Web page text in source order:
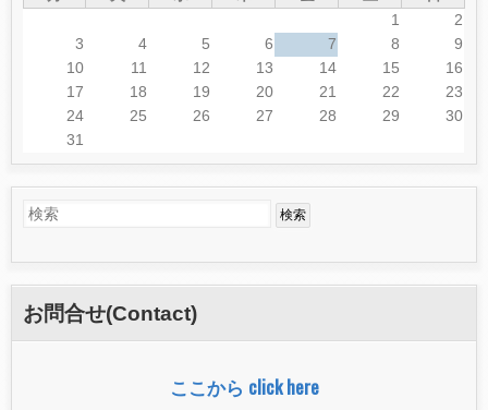
1
2
3
4 5 6 7 8
9
10
11 12 13 14 15
16
17
18 19 20 21 22
23
24
25 26 27 28 29
30
31
索
フ
ォ
検
お問合せ(Contact)
ここから click here